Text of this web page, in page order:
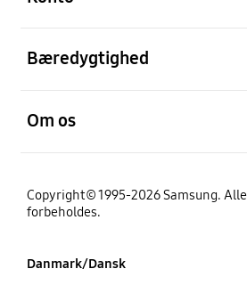
Bæredygtighed
Om os
Copyright© 1995-2026 Samsung.
forbeholdes.
Danmark/Dansk